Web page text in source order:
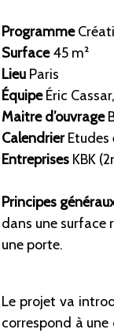
Programme
Surface45 m²
Lieu Paris
ÉquipeÉric
Maitre d’ouvrage
Calendrier
Entreprises KBK
Principes
dans une surface
une porte.
Le projet va
correspond à